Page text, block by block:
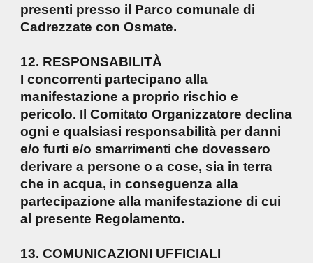
presenti presso il Parco comunale di
Cadrezzate con Osmate.
12. RESPONSABILITÀ
I concorrenti partecipano alla
manifestazione a proprio rischio e
pericolo. Il Comitato Organizzatore declina
ogni e qualsiasi responsabilità per danni
e/o furti e/o smarrimenti che dovessero
derivare a persone o a cose, sia in terra
che in acqua, in conseguenza alla
partecipazione alla manifestazione di cui
al presente Regolamento.
13. COMUNICAZIONI UFFICIALI